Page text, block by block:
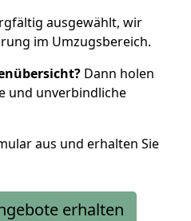
ausgewählt, wir
im Umzugsbereich.
Dann holen
und unverbindliche
aus und erhalten Sie
erhalten